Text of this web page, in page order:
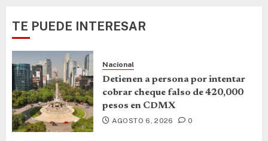
TE PUEDE INTERESAR
Nacional
Detienen a persona por intentar
cobrar cheque falso de 420,000
pesos en CDMX
AGOSTO 6, 2026 0